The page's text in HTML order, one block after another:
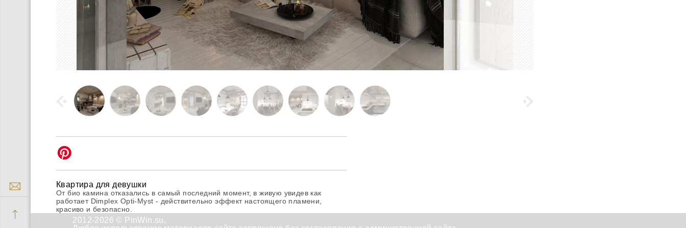
Квартира для девушки
От био камина отказались в самый последний момент, в живую увидев как
работает Dimplex Opti-Myst - действительно эффект настоящего пламени,
красиво и безопасно.
2012-2026 © PinWin.su.